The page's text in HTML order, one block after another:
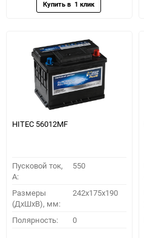
HITEC 56012MF
Пусковой ток,
A:
550
Размеры
(ДхШхВ), мм:
242x175x190
Полярность: 0